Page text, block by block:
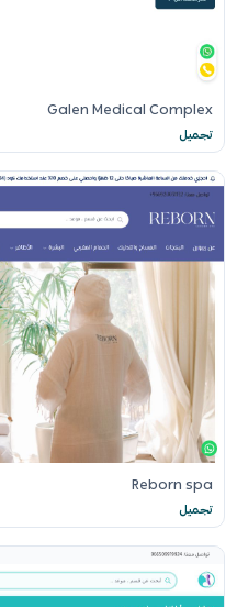
Galen Medical Complex
تجميل
Reborn spa
تجميل